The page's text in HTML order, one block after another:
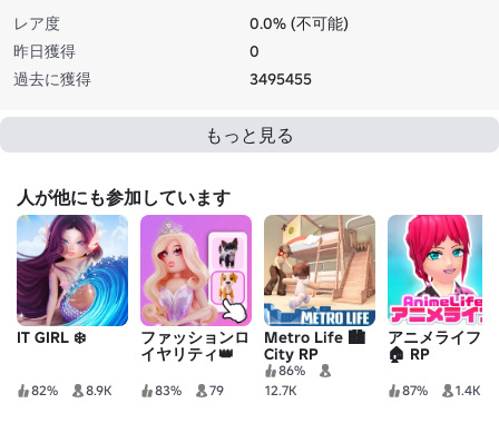
レア度
0.0% (不可能)
昨日獲得
0
過去に獲得
3495455
もっと見る
人が他にも参加しています
IT GIRL ❄️
82% 8.9K
ファッションロ
イヤリティ👑
83% 79
Metro Life 🏙️
City RP
86%
12.7K
アニメライフ
🏠 RP
87% 1.4K